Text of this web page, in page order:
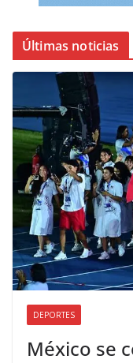
Últimas noticias
DEPORTES
México se